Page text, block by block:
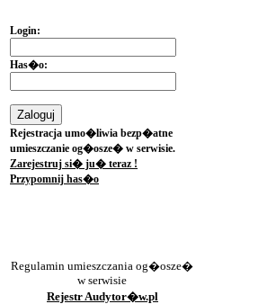
Login:
Has�o:
Rejestracja umo�liwia bezp�atne
umieszczanie og�osze� w serwisie.
Zarejestruj si� ju� teraz !
Przypomnij has�o
Regulamin umieszczania og�osze�
w serwisie
Rejestr Audytor�w.pl